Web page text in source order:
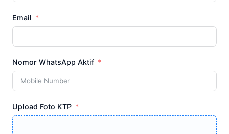
Email
Nomor WhatsApp Aktif
Upload Foto KTP